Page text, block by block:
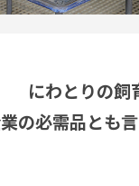
にわとりの飼
の必需品とも